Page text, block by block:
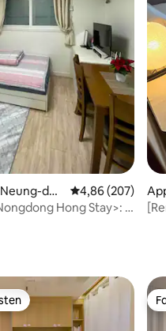
don
Gemiddelde
4,86 (207)
Hong Stay>: 3